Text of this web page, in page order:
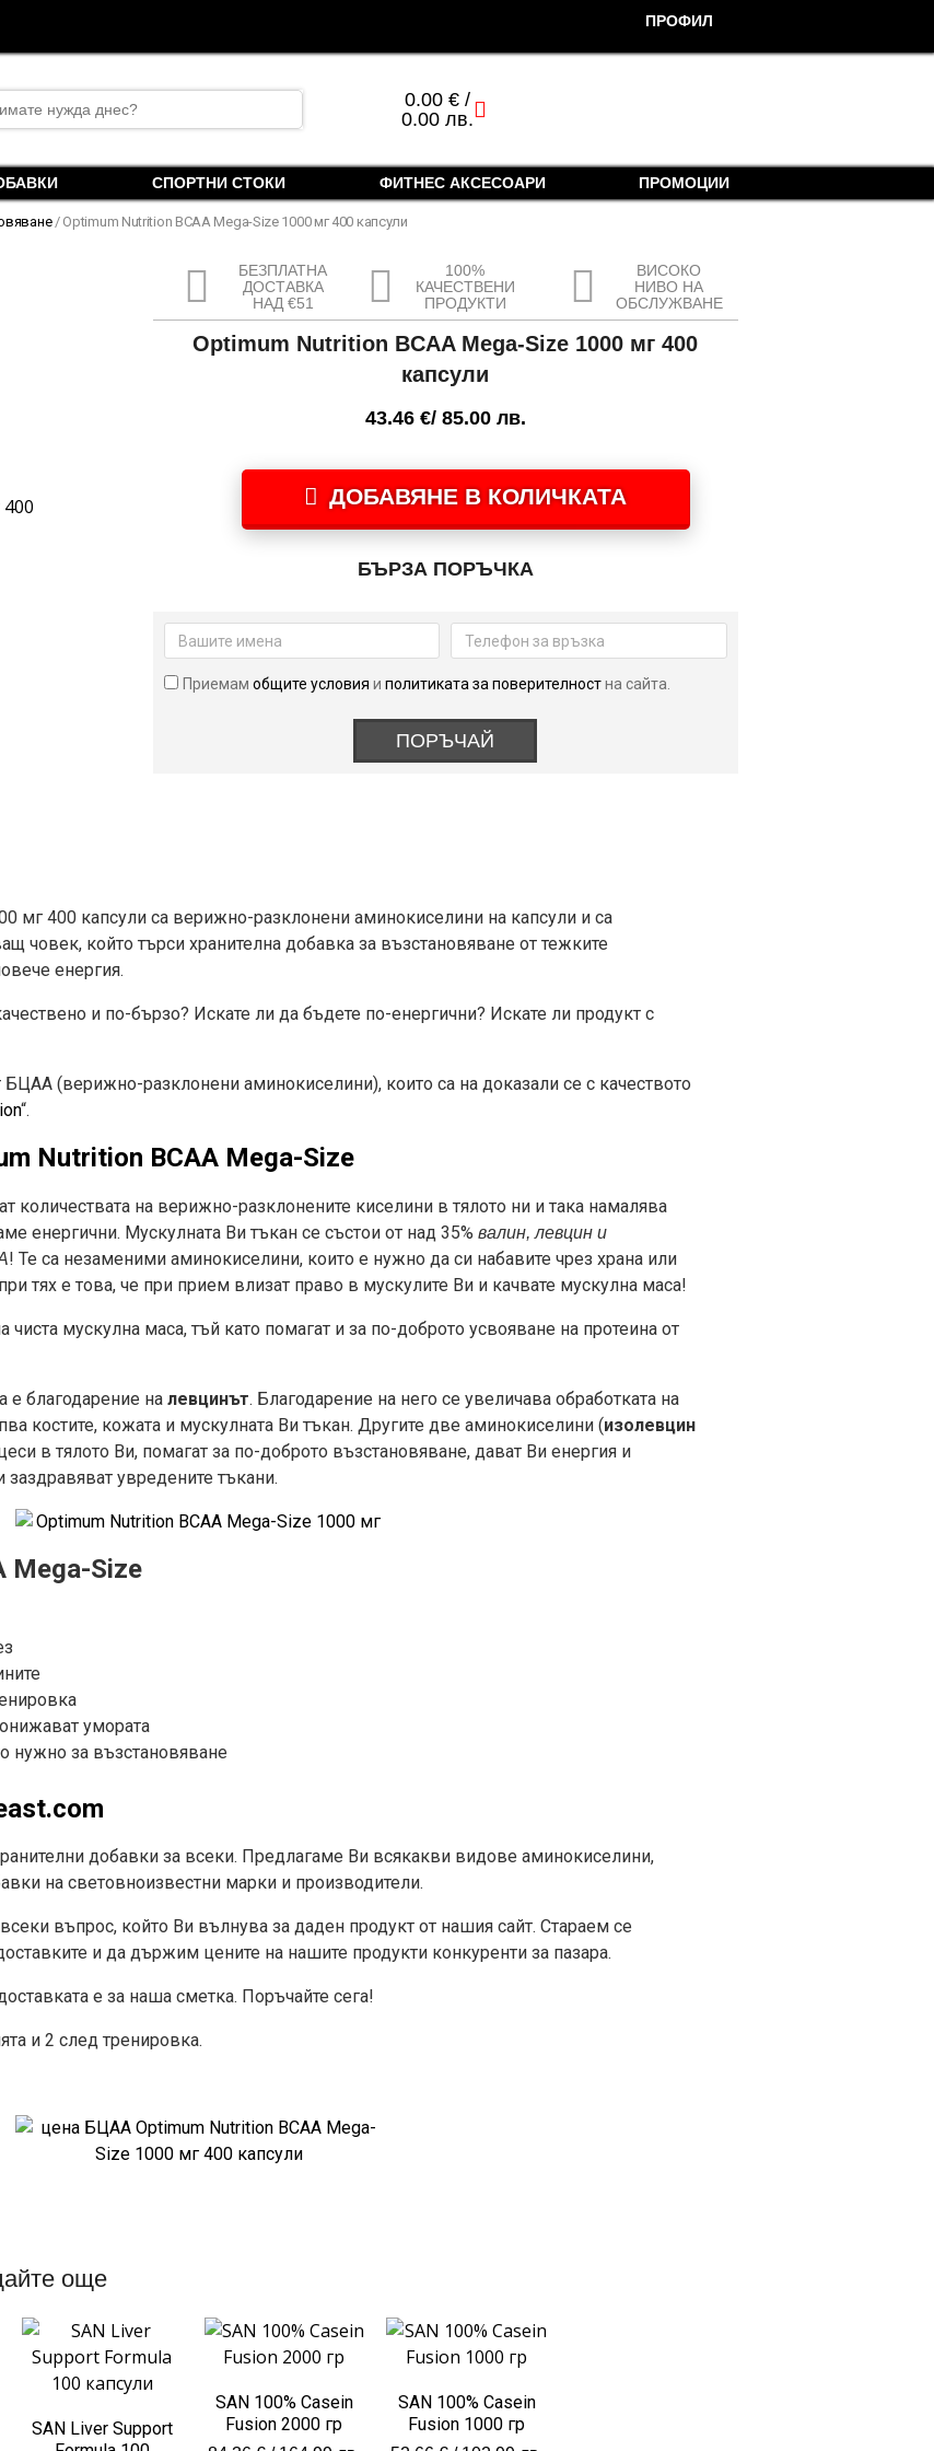
ПРОФИЛ
0.00 €/
0.00 лв.cart
СПОРТНИ СТОКИ ФИТНЕС АКСЕСОАРИ ПРОМОЦИИ
/ Optimum Nutrition BCAA Mega-Size 1000 мг 400 капсули
БЕЗПЛАТНА
ДОСТАВКА
НАД €51
100%
КАЧЕСТВЕНИ
ПРОДУКТИ
ВИСОКО
НИВО НА
ОБСЛУЖВАНЕ
Optimum Nutrition BCAA Mega-Size 1000 мг 400
капсули
43.46 €/ 85.00 лв.
количество
Nutrition
Size
1000
ДОБАВЯНЕ В КОЛИЧКАТА
БЪРЗА ПОРЪЧКА
Приемам общите условия и политиката за поверителностна сайта.
ПОРЪЧАЙ
мг 400 капсули са верижно-разклонени аминокиселини на капсули и са
човек, който търси хранителна добавка за възстановяване от тежките
енергия.
и по-бързо? Искате ли да бъдете по-енергични? Искате ли продукт с
(верижно-разклонени аминокиселини), които са на доказали се с качеството
“.
Nutrition BCAA Mega-Size
количествата на верижно-разклонените киселини в тялото ни и така намалява
енергични. Мускулната Ви тъкан се състои от над 35%валин, левцин и
! Те са незаменими аминокиселини, които е нужно да си набавите чрез храна или
тях е това, че при прием влизат право в мускулите Ви и качвате мускулна маса!
мускулна маса, тъй като помагат и за по-доброто усвояване на протеина от
е благодарение налевцинът. Благодарение на него се увеличава обработката на
костите, кожата и мускулната Ви тъкан. Другите две аминокиселини (изолевцин
в тялото Ви, помагат за по-доброто възстановяване, дават Ви енергия и
увредените тъкани.
Mega-Size
умората
нужно за възстановяване
добавки за всеки. Предлагаме Ви всякакви видове аминокиселини,
на световноизвестни марки и производители.
въпрос, който Ви вълнува за даден продукт от нашия сайт. Стараем се
и да държим цените на нашите продукти конкуренти за пазара.
е за наша сметка. Поръчайте сега!
и 2 след тренировка.
още
SAN Liver Support
SAN 100% Casein
Fusion 2000 гр
SAN 100% Casein
Fusion 1000 гр